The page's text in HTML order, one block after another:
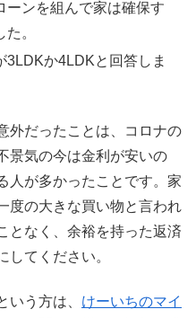
ーンを組んで家は確保す
。
3LDKか4LDKと回答しま
外だったことは、コロナの
景気の今は金利が安いの
人が多かったことです。家
度の大きな買い物と言われ
となく、余裕を持った返済
してください。
いう方は、 けーいちのマイ